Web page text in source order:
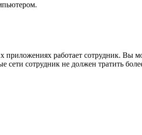
работает сотрудник. Вы
сотрудник не должен тратить